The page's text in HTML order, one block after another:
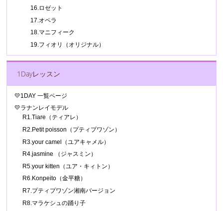
16.ロゼット
17.オペラ
18.マニフィーク
19.フィオリ（オリジナル）
1Dayレッスン
💛1DAY 一覧ページ
💛ラナンレイモデル
R1.Tiare（ティアレ）
R2.Petit poisson（プティプワゾン）
R3.your camel（ユアキャメル）
R4.jasmine （ジャスミン）
R5.your kitten（ユア・キィトン）
R6.Konpeito（金平糖）
R7.プティプワゾン湘南バージョン
R8.マラケシュの踊り子